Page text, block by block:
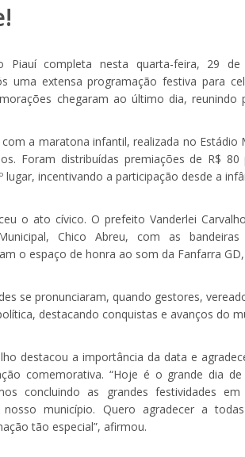
Piauí completa nesta quarta-feira, 29
uma extensa programação festiva para
chegaram ao último dia,
a maratona infantil, realizada no Estádio
Foram distribuídas premiações de R$
lugar, incentivando a participação desde a
o ato cívico. O prefeito Vanderlei
Chico Abreu, com as
o espaço de honra ao som da Fanfarra
se pronunciaram, quando gestores,
destacando conquistas e avanços do
destacou a importância da data e
comemorativa. “Hoje é o grande dia de
concluindo as grandes festividades
município. Quero agradecer a
tão especial”, afirmou.